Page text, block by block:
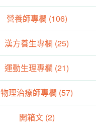
營養師專欄 (106)
漢方養生專欄 (25)
運動生理專欄 (21)
物理治療師專欄 (57)
開箱文 (2)